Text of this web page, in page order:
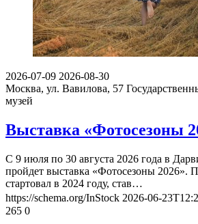
2026-07-09 2026-08-30
Москва, ул. Вавилова, 57
музей
Выставка «Фотосезоны
С 9 июля по 30 августа 2026 года в
пройдет выставка «Фотосезоны 2026».
стартовал в 2024 году, став…
https://schema.org/InStock 2026-06-
265 0